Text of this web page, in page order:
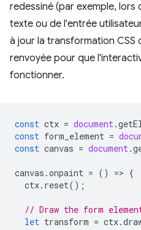
redessiné (par exemple, lors
texte ou de l'entrée
à jour la transformation CSS
renvoyée pour que
fonctionner.
const ctx = document.
const form_element =
const canvas = document.
canvas .onpaint = () => {
ctx. reset();
// Draw the form
let transform = ctx.